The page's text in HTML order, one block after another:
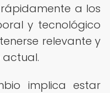
a los
y tecnológico
relevante y
implica estar